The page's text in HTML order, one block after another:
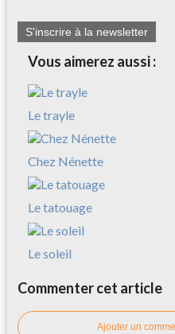
S'inscrire à la newsletter
Vous aimerez aussi :
Le trayle
Chez Nénette
Le tatouage
Le soleil
Commenter cet article
Ajouter un